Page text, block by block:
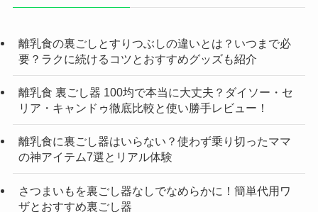
離乳食の裏ごしとすりつぶしの違いとは？いつまで必
要？ラクに続けるコツとおすすめグッズも紹介
離乳食 裏ごし器 100均で本当に大丈夫？ダイソー・セ
リア・キャンドゥ徹底比較と使い勝手レビュー！
離乳食に裏ごし器はいらない？使わず乗り切ったママ
の神アイテム7選とリアル体験
さつまいもを裏ごし器なしでなめらかに！簡単代用ワ
ザとおすすめ裏ごし器